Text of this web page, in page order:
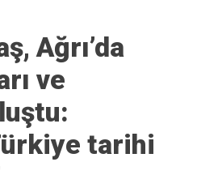
Ağrı’da
ve
tarihi